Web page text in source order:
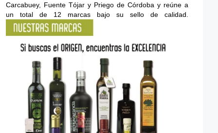
Carcabuey, Fuente Tójar y Priego de Córdoba y reúne a
un total de 12 marcas bajo su sello de calidad.